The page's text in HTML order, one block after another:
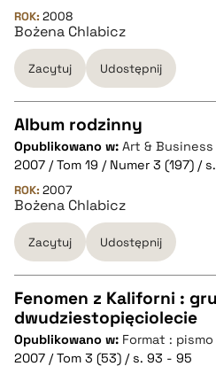
pobierz cytat
BIBTEX
pobierz cytat
ROK: 2008
Bożena Chlabicz
Zacytuj Udostępnij
CZYSTY TEKST
pobierz cytat
BIBTEX
pobierz cytat
Album rodzinny
Opublikowano w: Art &
2007 / Tom 19 / Numer 3 (197) /
ROK: 2007
Bożena Chlabicz
Zacytuj Udostępnij
CZYSTY TEKST
Fenomen z Kaliforni :
dwudziestopięciolecie
Opublikowano w: Format :
2007 / Tom 3 (53) / s. 93 - 95